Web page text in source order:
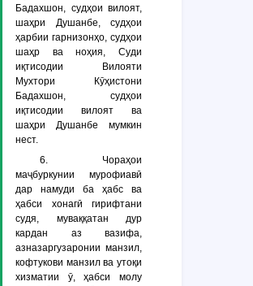
Бадахшон, судҳои вилоят,
шаҳри Душанбе, судҳои
ҳарбии гарнизонҳо, судҳои
шаҳр ва ноҳия, Суди
иқтисодии Вилояти
Мухтори Кӯҳистони
Бадахшон, судҳои
иқтисодии вилоят ва
шаҳри Душанбе мумкин
нест.
6. Чораҳои
маҷбуркунии мурофиавӣ
дар намуди ба ҳабс ва
ҳабси хонагӣ гирифтани
судя, муваққатан дур
кардан аз вазифа,
азназаргузаронии манзил,
кофтукови манзил ва утоқи
хизматии ӯ, ҳабси молу